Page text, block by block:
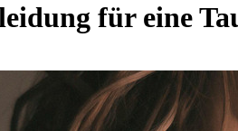
für eine